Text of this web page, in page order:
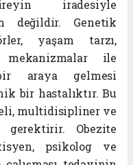
iradesiyle
değildir. Genetik
yaşam tarzı,
ile
araya gelmesi
bir hastalıktır. Bu
multidisipliner ve
Obezite
psikolog ve